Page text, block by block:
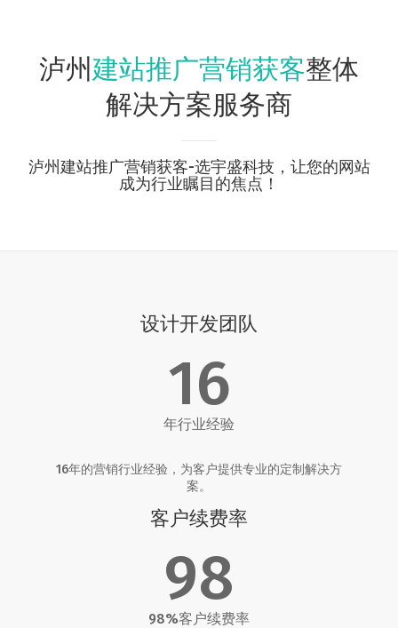
泸州 建站推广营销获客整体
解决方案服务商
泸州建站推广营销获客-选宇盛科技，让您的网站
成为行业瞩目的焦点！
设计开发团队
16
年行业经验
16年的营销行业经验，为客户提供专业的定制解决方
案。
客户续费率
98
98%客户续费率